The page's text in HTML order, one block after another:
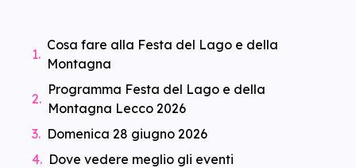
Cosa fare alla Festa del Lago e della
Montagna
Programma Festa del Lago e della
Montagna Lecco 2026
Domenica 28 giugno 2026
Dove vedere meglio gli eventi